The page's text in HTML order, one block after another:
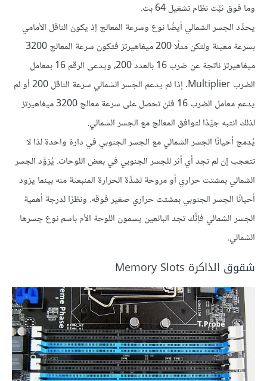
وما فوق ثبِّت نظام تشغيل 64 بت.
يحدِّد الجسر الشمالي أيضًا نوع وسرعة المعالج إذ يكون الناقل الأمامي
بسرعة معينة ولتكن مثلًا 200 ميغاهيرتز فتكون سرعة المعالج 3200
ميغاهيرتز ناتجة عن ضرب 16 بالعدد 200، ويدعى الرقم 16 بمعامل
الضرب Multiplier. إذا لم يدعم الجسر الشمالي سرعة الناقل 200 أو لم
يدعم معامل الضرب 16 فلن تحصل على سرعة معالج 3200 ميغاهيرتز
لذلك انتبه جيِّدًا لتوافق المعالج مع الجسر الشمالي.
يُدمج أحيانًا الجسر الشمالي مع الجسر الجنوبي في دارة واحدة لذا لا
تتعجب إن لم تجد أي أثر للجسر الجنوبي في بعض اللوحات. يُزوَّد الجسر
الشمالي بمشتت حراري أو مروحة لشدَّة الحرارة المنبعثة منه بينما يزود
أحيانًا الجسر الجنوبي بمشتت حراري صغير فوقه. ونظرًا لدرجة أهمية
الجسر الشمالي فإنَّك تجد البائعين يسمون اللوحة الأم باسم نوع جسرها
الشمالي.
شقوق الذاكرة Memory Slots